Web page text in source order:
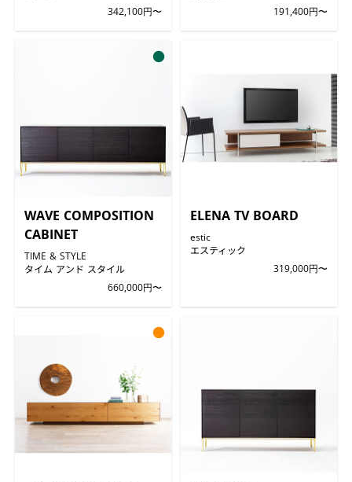
342,100円〜
191,400円〜
WAVE COMPOSITION
CABINET
TIME & STYLE
タイム アンド スタイル
660,000円〜
●
ELENA TV BOARD
estic
エスティック
319,000円〜
●